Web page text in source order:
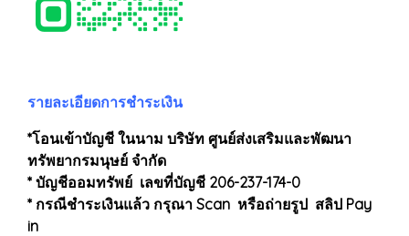
รายละเอียดการชำระเงิน
*โอนเข้าบัญชี ในนาม บริษัท ศูนย์ส่งเสริมและพัฒนา
ทรัพยากรมนุษย์ จำกัด
* บัญชีออมทรัพย์ เลขที่บัญชี 206-237-174-0
* กรณีชำระเงินแล้ว กรุณา Scan หรือถ่ายรูป สลิป Pay
in